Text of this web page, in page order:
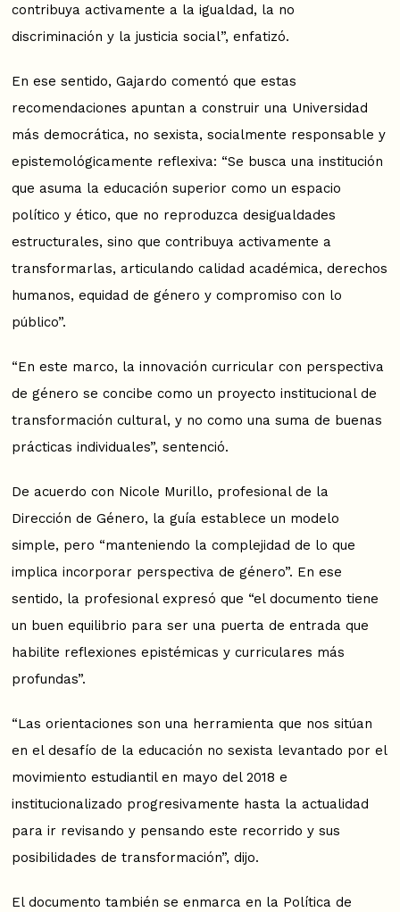
contribuya activamente a la igualdad, la no
discriminación y la justicia social”, enfatizó.
En ese sentido, Gajardo comentó que estas
recomendaciones apuntan a construir una Universidad
más democrática, no sexista, socialmente responsable y
epistemológicamente reflexiva: “Se busca una institución
que asuma la educación superior como un espacio
político y ético, que no reproduzca desigualdades
estructurales, sino que contribuya activamente a
transformarlas, articulando calidad académica, derechos
humanos, equidad de género y compromiso con lo
público”.
“En este marco, la innovación curricular con perspectiva
de género se concibe como un proyecto institucional de
transformación cultural, y no como una suma de buenas
prácticas individuales”, sentenció.
De acuerdo con Nicole Murillo, profesional de la
Dirección de Género, la guía establece un modelo
simple, pero “manteniendo la complejidad de lo que
implica incorporar perspectiva de género”. En ese
sentido, la profesional expresó que “el documento tiene
un buen equilibrio para ser una puerta de entrada que
habilite reflexiones epistémicas y curriculares más
profundas”.
“Las orientaciones son una herramienta que nos sitúan
en el desafío de la educación no sexista levantado por el
movimiento estudiantil en mayo del 2018 e
institucionalizado progresivamente hasta la actualidad
para ir revisando y pensando este recorrido y sus
posibilidades de transformación”, dijo.
El documento también se enmarca en la Política de